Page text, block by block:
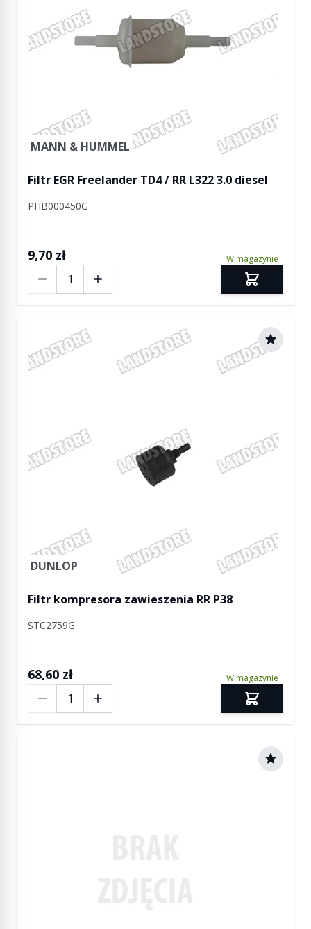
MANN & HUMMEL
Filtr EGR Freelander TD4 / RR L322 3.0 diesel
PHB000450G
9,70 zł W magazynie
DUNLOP
Filtr kompresora zawieszenia RR P38
STC2759G
68,60 zł W magazynie